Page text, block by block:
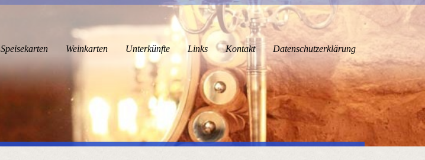
Speisekarten Weinkarten Unterkünfte Links Kontakt Datenschutzerklärung